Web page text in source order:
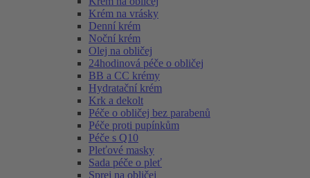
Krém na vrásky
Denní krém
Noční krém
Olej na obličej
24hodinová péče o obličej
BB a CC krémy
Hydratační krém
Krk a dekolt
Péče o obličej bez parabenů
Péče proti pupínkům
Péče s Q10
Pleťové masky
Sada péče o pleť
Sprej na obličej